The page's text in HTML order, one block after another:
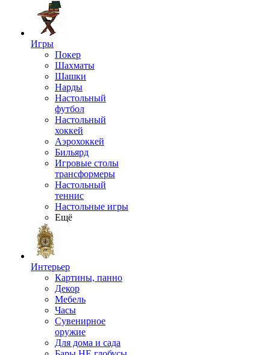
Игры
Покер
Шахматы
Шашки
Нарды
Настольный
футбол
Настольный
хоккей
Аэрохоккей
Бильярд
Игровые столы
трансформеры
Настольный
теннис
Настольные игры
Ещё
Интерьер
Картины, панно
Декор
Мебель
Часы
Сувенирное
оружие
Для дома и сада